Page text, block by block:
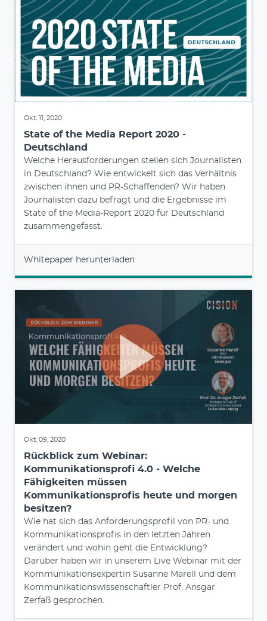
Okt. 11, 2020
State of the Media Report 2020 -
Deutschland
Welche Herausforderungen stellen sich Journalisten
in Deutschland? Wie entwickelt sich das Verhältnis
zwischen ihnen und PR-Schaffenden? Wir haben
Journalisten dazu befragt und die Ergebnisse im
State of the Media-Report 2020 für Deutschland
zusammengefasst.
Whitepaper herunterladen
Okt. 09, 2020
Rückblick zum Webinar:
Kommunikationsprofi 4.0 - Welche
Fähigkeiten müssen
Kommunikationsprofis heute und morgen
besitzen?
Wie hat sich das Anforderungsprofil von PR- und
Kommunikationsprofis in den letzten Jahren
verändert und wohin geht die Entwicklung?
Darüber haben wir in unserem Live Webinar mit der
Kommunikationsexpertin Susanne Marell und dem
Kommunikationswissenschaftler Prof. Ansgar
Zerfaß gesprochen.